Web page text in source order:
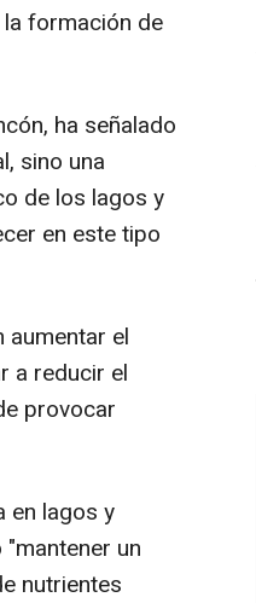
formación de
ha señalado
sino una
de los lagos y
en este tipo
aumentar el
a reducir el
provocar
en lagos y
un
nutrientes